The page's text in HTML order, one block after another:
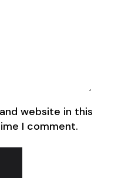
website in this
I comment.